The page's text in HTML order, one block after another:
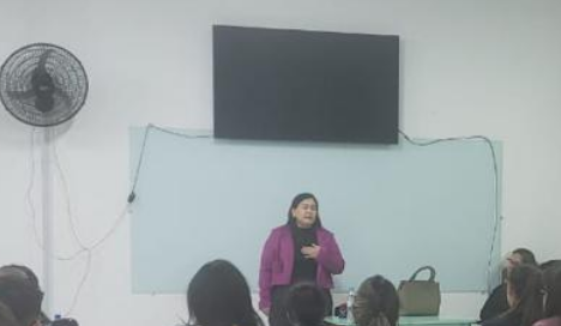
Sementes - INTEC
Laboratório de
Biotecnologia Vegetal -
INTEC
Laboratório de
Microbiologia de Alimentos
Laboratório de Materiais
NPJ (Núcleo de Prática
Urcamp Faz Bem